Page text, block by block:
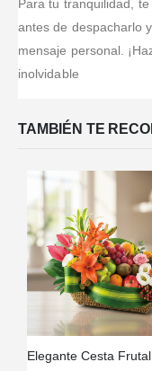
Para tu tranquilidad,
antes de despacharlo
mensaje personal.
inolvidable
TAMBIÉN TE